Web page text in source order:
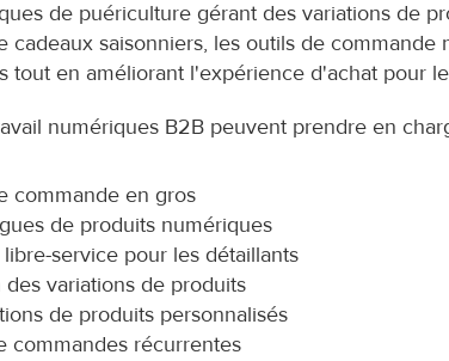
de puériculture gérant des variations de
cadeaux saisonniers, les outils de
tout en améliorant l'expérience d'achat pour
numériques B2B peuvent prendre en
commande en gros
de produits numériques
libre-service pour les détaillants
des variations de produits
de produits personnalisés
commandes récurrentes